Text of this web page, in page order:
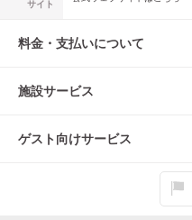
サイト
料金・支払いについて
施設サービス
ゲスト向けサービス